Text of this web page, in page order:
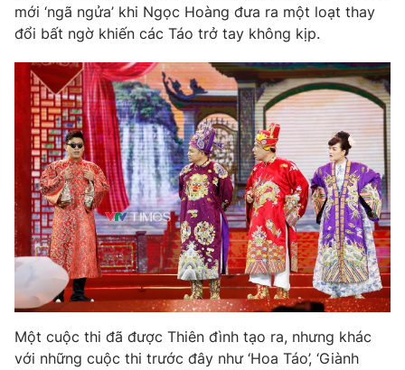
Thị trường 24h Tấm lòng Việt
VTV4 Vươn mình bằng AI
VTV9 VTV8
Liên hệ tòa soạn English
THỜI BÁO VTV
Theo dõi báo trên
mới ‘ngã ngửa’ khi Ngọc Hoàng đưa ra một loạt thay
đổi bất ngờ khiến các Táo trở tay không kịp.
Một cuộc thi đã được Thiên đình tạo ra, nhưng khác
với những cuộc thi trước đây như ‘Hoa Táo’, ‘Giành